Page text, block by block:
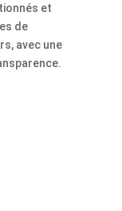
et
de
avec une